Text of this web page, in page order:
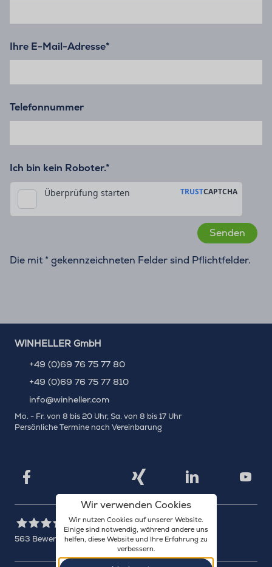
Wir verwenden Cookies
Wir nutzen Cookies auf unserer Website.
Einige sind notwendig, während andere uns
helfen, diese Website und Ihre Erfahrung zu
verbessern.
Ihre E-Mail-Adresse*
Telefonnummer
Ich bin kein Roboter.*
Die mit * gekennzeichneten Felder sind Pflichtfelder.
WINHELLER GmbH
+49 (0)69 76 75 77 80
+49 (0)69 76 75 77 810
info@winheller.com
Mo. - Fr. von 8 bis 20 Uhr, Sa. von 8 bis 17 Uhr
Persönliche Termine nach Vereinbarung
Facebook Xing LinkedIn
WINHELLER GmbH
563 Bewertungen auf ProvenExpert.com